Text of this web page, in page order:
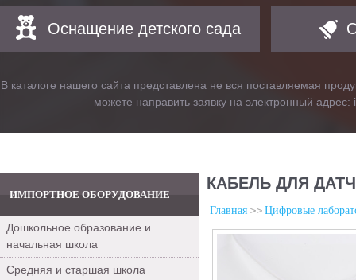
Оснащение детского сада
В каталоге нашего сайта представлена не вся поставляемая
можете направить заявку на электронный адрес:
ИМПОРТНОЕ ОБОРУДОВАНИЕ
Дошкольное образование и
начальная школа
Средняя и старшая школа
КАБЕЛЬ ДЛЯ
Главная Цифровые